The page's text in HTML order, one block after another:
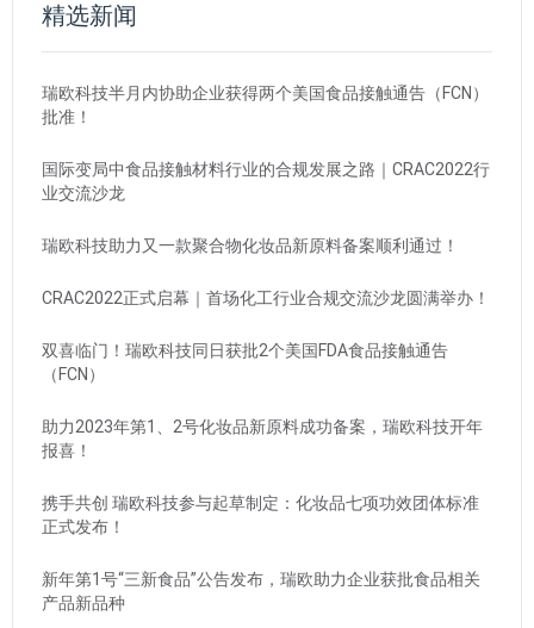
精选新闻
瑞欧科技半月内协助企业获得两个美国食品接触通告（FCN）
批准！
国际变局中食品接触材料行业的合规发展之路｜CRAC2022行
业交流沙龙
瑞欧科技助力又一款聚合物化妆品新原料备案顺利通过！
CRAC2022正式启幕｜首场化工行业合规交流沙龙圆满举办！
双喜临门！瑞欧科技同日获批2个美国FDA食品接触通告
（FCN）
助力2023年第1、2号化妆品新原料成功备案，瑞欧科技开年
报喜！
携手共创 瑞欧科技参与起草制定：化妆品七项功效团体标准
正式发布！
新年第1号“三新食品”公告发布，瑞欧助力企业获批食品相关
产品新品种